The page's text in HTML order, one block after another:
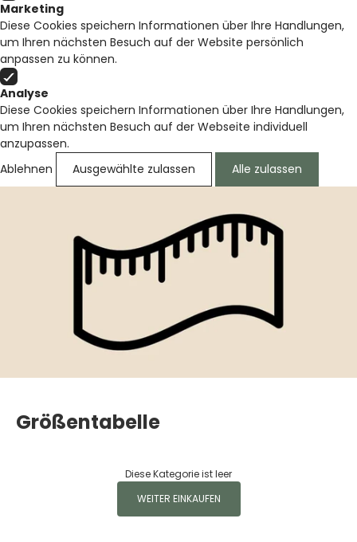
Marketing
Diese Cookies speichern Informationen über Ihre Handlungen,
um Ihren nächsten Besuch auf der Website persönlich
anpassen zu können.
Analyse
Diese Cookies speichern Informationen über Ihre Handlungen,
um Ihren nächsten Besuch auf der Webseite individuell
anzupassen.
Ablehnen
Ausgewählte zulassen Alle zulassen
Größentabelle
Diese Kategorie ist leer
WEITER EINKAUFEN